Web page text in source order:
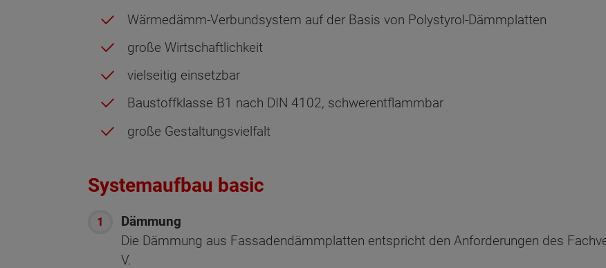
Wärmedämm-Verbundsystem auf der Basis von Polystyrol-Dämmplatten
große Wirtschaftlichkeit
vielseitig einsetzbar
Baustoffklasse B1 nach DIN 4102, schwerentflammbar
große Gestaltungsvielfalt
Systemaufbau basic
Dämmung
Die Dämmung aus Fassadendämmplatten entspricht den Anforderungen des
V.